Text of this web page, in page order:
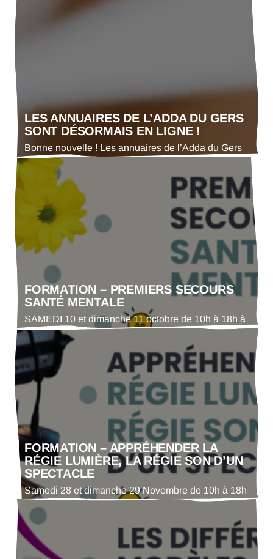
culturels du territoire. Gestion associative,
techniques du spectacle vivant ou encore santé
LES ANNUAIRES DE L’ADDA DU GERS
SONT DÉSORMAIS EN LIGNE !
Bonne nouvelle ! Les annuaires de l’Adda du Gers
sont désormais accessibles directement en ligne
grâce à la mise en place de notre nouvelle base de
données. Cette évolution facilite la consultation des
informations et permet à chacun d’accéder plus
facilement aux coordonnées des acteurs et
structures culturelles référencés par l’Adda du Gers.
Vous figurez…
FORMATION – PREMIERS SECOURS
SANTÉ MENTALE
SAMEDI 10 et dimanche 11 octobre de 10h à 18h à
l’Hôpital St Jacques de Mirande, salle des Conseils
Dans le cadre des SISM, Semaines d’Information
sur la Santé Mentale, nous proposons une
formation Premiers Secours en Santé Mentale pour
les bénévoles des associations gersoises. Il s’agira
d’acquérir des connaissances de base concernant
les troubles…
FORMATION – APPRÉHENDER LA
RÉGIE LUMIÈRE, LA RÉGIE SON D’UN
SPECTACLE
Samedi 28 et dimanche 29 Novembre de 10h à 18h
au théâtre des carmes de condom L’enjeu de ces
temps de formation est de permettre aux bénévoles
organisateurs de spectacle/manifestation de mieux
appréhender et anticiper la régie lumière et/ou son.